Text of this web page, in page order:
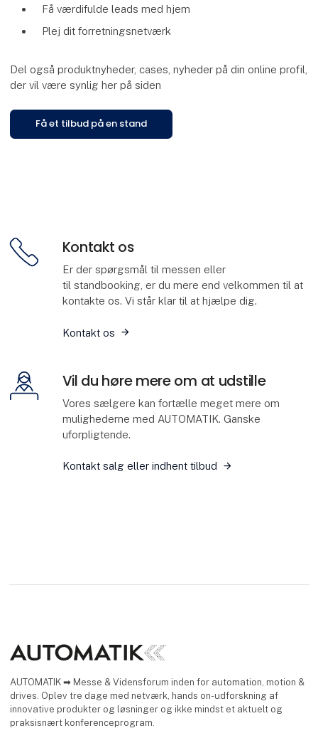
Få værdifulde leads med hjem
Plej dit forretningsnetværk
Del også produktnyheder, cases, nyheder på din online profil,
der vil være synlig her på siden
Få et tilbud på en stand
Kontakt os
Er der spørgsmål til messen eller
til standbooking, er du mere end velkommen til at
kontakte os. Vi står klar til at hjælpe dig.
Kontakt os
Vil du høre mere om at udstille
Vores sælgere kan fortælle meget mere om
mulighederne med AUTOMATIK. Ganske
uforpligtende.
Kontakt salg eller indhent tilbud
AUTOMATIK ➡ Messe & Vidensforum inden for automation, motion &
drives. Oplev tre dage med netværk, hands on-udforskning af
innovative produkter og løsninger og ikke mindst et aktuelt og
praksisnært konferenceprogram.